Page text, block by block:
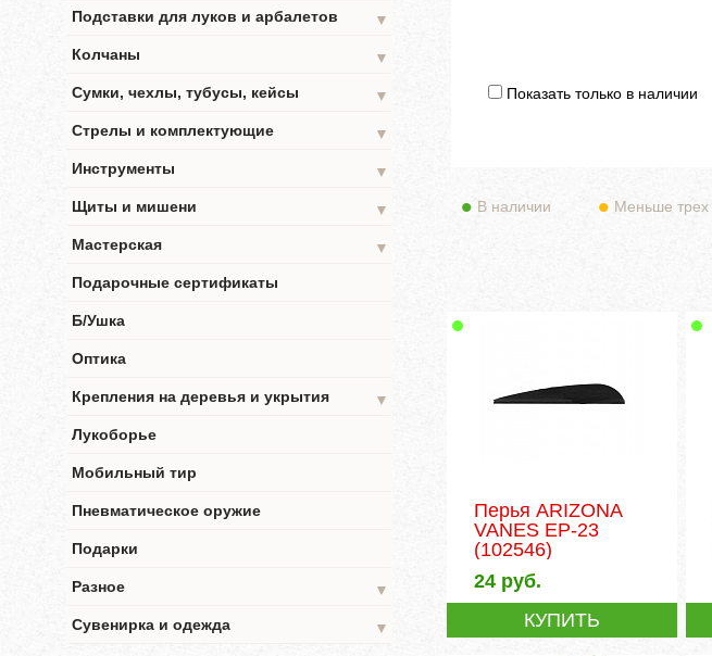
Подставки для луков и арбалетов
▼
Колчаны
▼
Сумки, чехлы, тубусы, кейсы
▼
Стрелы и комплектующие
▼
Инструменты
▼
Щиты и мишени
▼
Мастерская
▼
Подарочные сертификаты
Б/Ушка
Оптика
Крепления на деревья и укрытия
▼
Лукоборье
Мобильный тир
Пневматическое оружие
Подарки
Разное
▼
Сувенирка и одежда
▼
Показать только в наличии
В наличии Меньше трех
Перья ARIZONA
VANES EP-23
(102546)
24 руб.
КУПИТЬ